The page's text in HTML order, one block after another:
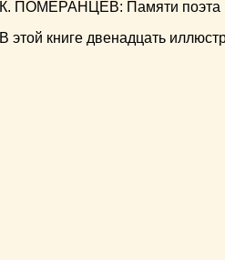
К. ПОМЕРАНЦЕВ: Памяти поэта
В этой книге двенадцать